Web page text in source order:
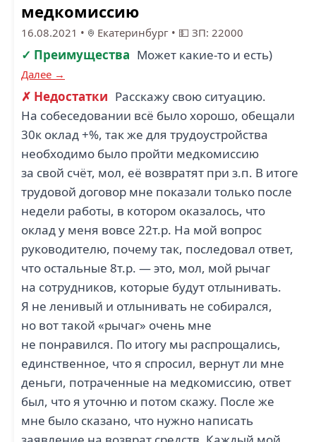
медкомиссию
16.08.2021 • Екатеринбург • 💵 ЗП: 22000
✓ Преимущества Может какие-то и есть)
Далее →
✗ Недостатки Расскажу свою ситуацию.
На собеседовании всё было хорошо, обещали
30к оклад +%, так же для трудоустройства
необходимо было пройти медкомиссию
за свой счёт, мол, её возвратят при з.п. В итоге
трудовой договор мне показали только после
недели работы, в котором оказалось, что
оклад у меня вовсе 22т.р. На мой вопрос
руководителю, почему так, последовал ответ,
что остальные 8т.р. — это, мол, мой рычаг
на сотрудников, которые будут отлынивать.
Я не ленивый и отлынивать не собирался,
но вот такой «рычаг» очень мне
не понравился. По итогу мы распрощались,
единственное, что я спросил, вернут ли мне
деньги, потраченные на медкомиссию, ответ
был, что я уточню и потом скажу. После же
мне было сказано, что нужно написать